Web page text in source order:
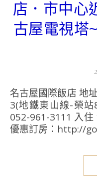
店．市中心
古屋電視塔
名古屋國際飯店 地址：名古屋市中区錦3丁目23-
3(地鐵東山線-榮站
052-961-3111 入
優惠訂房：http://